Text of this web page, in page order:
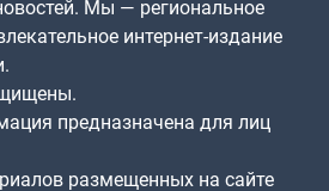
Мы — региональное
интернет-издание
предназначена для лиц
размещенных на сайте